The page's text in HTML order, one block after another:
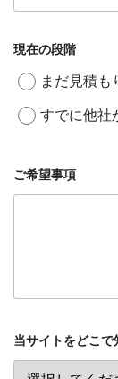
現在の段階
まだ見積も
すでに他社
ご希望事項
当サイトをどこで